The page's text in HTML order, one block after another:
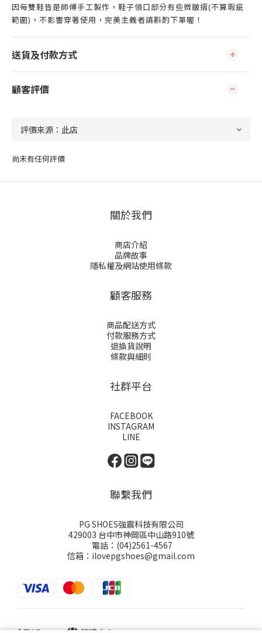
因每雙鞋皆是師傅手工製作，鞋子領口部分有些微皺摺(不算瑕疵
範圍)，不影響穿著使用，完美主義者請斟酌下單喔！
送貨及付款方式
顧客評價
尚未有任何評價
關於我們
商店介紹
品牌故事
隱私權及網站使用條款
顧客服務
商品配送方式
付款服務方式
退換貨說明
條款與細則
社群平台
FACEBOOK
INSTAGRAM
LINE
聯繫我們
PG SHOES強震科技有限公司
429003 台中市神岡區中山路910號
電話：(04)2561-4567
信箱：ilovepgshoes@gmail.com